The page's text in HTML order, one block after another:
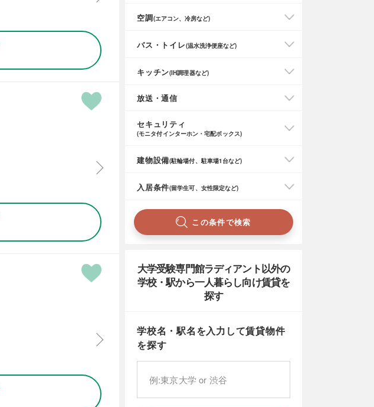
空調(エアコン、冷房など)
バス・トイレ(温水洗浄便座など)
キッチン(IH調理器など)
放送・通信
セキュリティ
(モニタ付インターホン・宅配ボックス)
建物設備(駐輪場付、駐車場1台など)
入居条件(留学生可、女性限定など)
この条件で検索
大学受験専門館ラディアント以外の
学校・駅から一人暮らし向け賃貸を
探す
学校名・駅名を入力して賃貸物件
を探す